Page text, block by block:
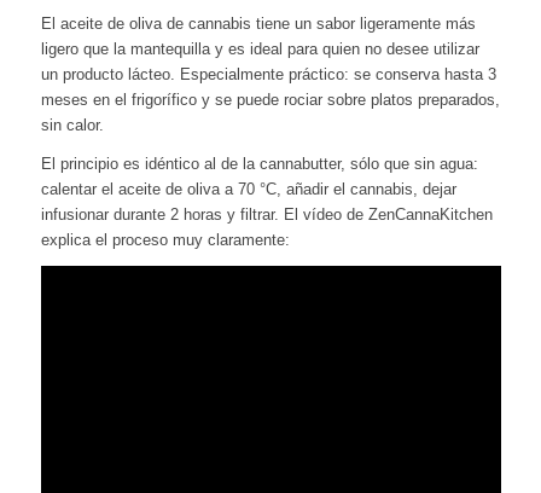
El aceite de oliva de cannabis tiene un sabor ligeramente más
ligero que la mantequilla y es ideal para quien no desee utilizar
un producto lácteo. Especialmente práctico: se conserva hasta 3
meses en el frigorífico y se puede rociar sobre platos preparados,
sin calor.
El principio es idéntico al de la cannabutter, sólo que sin agua:
calentar el aceite de oliva a 70 °C, añadir el cannabis, dejar
infusionar durante 2 horas y filtrar. El vídeo de ZenCannaKitchen
explica el proceso muy claramente: